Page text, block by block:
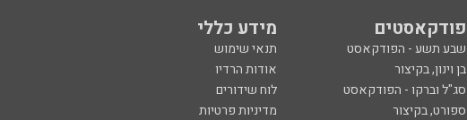
פודקאסטים מידע כללי
שבע תשע - הפודקאסט
תנאי שימוש
בן וינון, בקיצור
אודות הרדיו
סג"ל וברקו - הפודקאסט
לוח שידורים
ספורט, בקיצור
מדיניות פרטיות